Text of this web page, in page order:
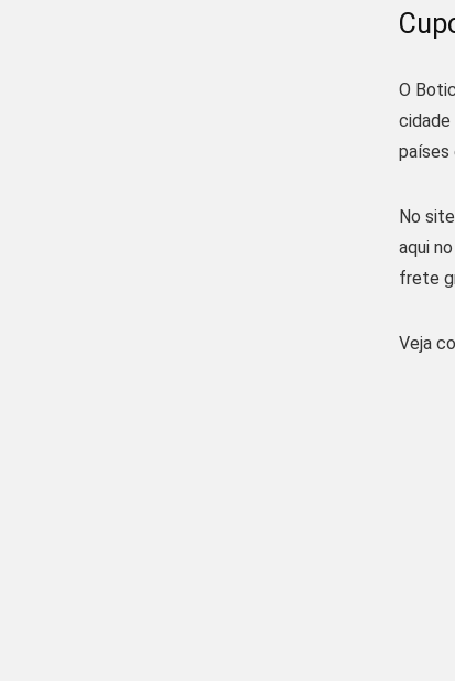
O
cidade
países
No
aqui
frete
Veja